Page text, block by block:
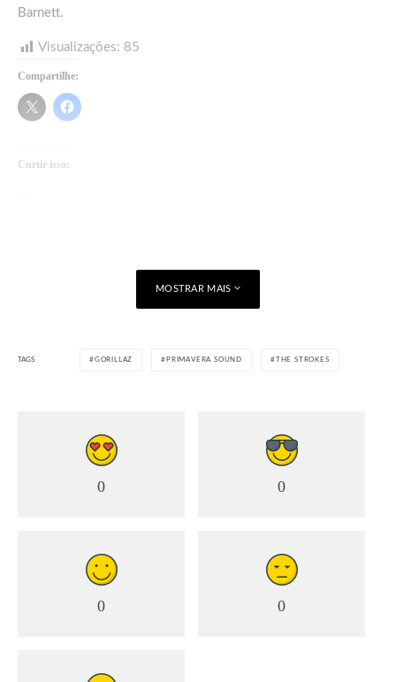
Barnett.
Visualizações: 85
Compartilhe:
Curtir isso:
MOSTRAR MAIS
TAGS GORILLAZ PRIMAVERA SOUND THE STROKES
0 0
0 0